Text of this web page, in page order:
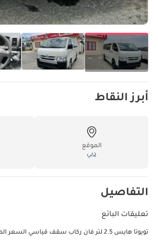
أبرز النقاط
الموقع
دبي
التفاصيل
تعليقات البائع